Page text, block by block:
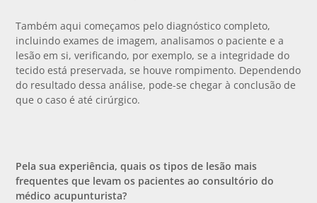
Também aqui começamos pelo diagnóstico completo,
incluindo exames de imagem, analisamos o paciente e a
lesão em si, verificando, por exemplo, se a integridade do
tecido está preservada, se houve rompimento. Dependendo
do resultado dessa análise, pode-se chegar à conclusão de
que o caso é até cirúrgico.
Pela sua experiência, quais os tipos de lesão mais
frequentes que levam os pacientes ao consultório do
médico acupunturista?